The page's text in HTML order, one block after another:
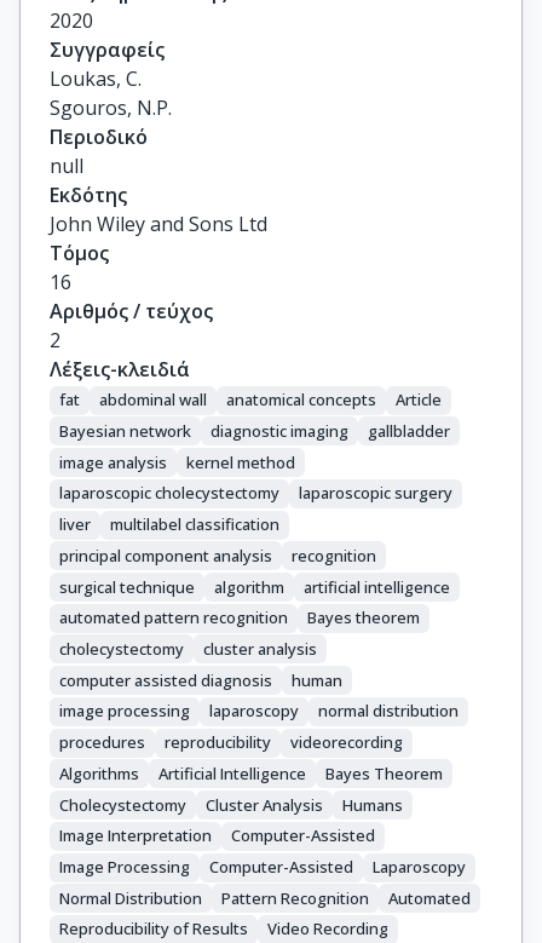
2020
Συγγραφείς
Loukas, C.
Sgouros, N.P.
Περιοδικό
null
Εκδότης
John Wiley and Sons Ltd
Τόμος
16
Αριθμός / τεύχος
2
Λέξεις-κλειδιά
fat abdominal wall anatomical concepts
Article
Bayesian network
diagnostic imaging
gallbladder
image analysis
kernel method
laparoscopic cholecystectomy
laparoscopic surgery
liver
multilabel classification
principal component analysis
recognition
surgical technique
algorithm
artificial intelligence
automated pattern recognition
Bayes theorem
cholecystectomy
cluster analysis
computer assisted diagnosis
human
image processing
laparoscopy
normal distribution
procedures
reproducibility
videorecording
Algorithms
Artificial Intelligence
Bayes Theorem
Cholecystectomy
Cluster Analysis
Humans
Image Interpretation
Computer-Assisted
Image Processing
Computer-Assisted
Laparoscopy
Normal Distribution
Pattern Recognition
Automated
Reproducibility of Results
Video Recording